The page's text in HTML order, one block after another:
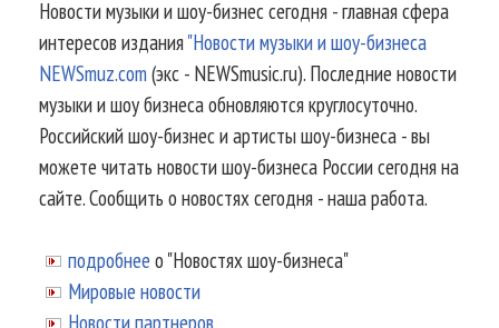
Новости музыки и шоу-бизнес сегодня - главная сфера
интересов издания"Новости музыки и шоу-бизнеса
NEWSmuz.com(экс - NEWSmusic.ru). Последние новости
музыки и шоу бизнеса обновляются круглосуточно.
Российский шоу-бизнес и артисты шоу-бизнеса - вы
можете читать новости шоу-бизнеса России сегодня на
сайте. Сообщить о новостях сегодня - наша работа.
подробнее о "Новостях шоу-бизнеса"
Мировые новости
Новости партнеров